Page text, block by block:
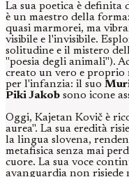
La sua poetica è definita
è un maestro della
quasi marmorei, ma
visibile e l'invisibile.
solitudine e il mistero
"poesia degli animali").
creato un vero e
per l'infanzia: il suo
Piki Jakob sono icone
Oggi, Kajetan Kovič è
aurea". La sua eredità
la lingua slovena,
metafisica senza mai
cuore. La sua voce
avanguardia non risiede